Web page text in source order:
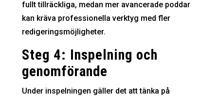
fullt tillräckliga, medan mer avancerade poddar
kan kräva professionella verktyg med fler
redigeringsmöjligheter.
Steg 4: Inspelning och
genomförande
Under inspelningen gäller det att tänka på